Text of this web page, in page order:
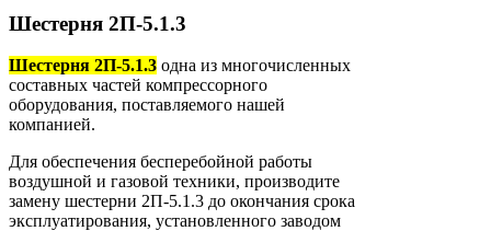
Шестерня 2П-5.1.3
Шестерня 2П-5.1.3 одна из многочисленных
составных частей компрессорного
оборудования, поставляемого нашей
компанией.
Для обеспечения бесперебойной работы
воздушной и газовой техники, производите
замену шестерни 2П-5.1.3 до окончания срока
эксплуатирования, установленного заводом